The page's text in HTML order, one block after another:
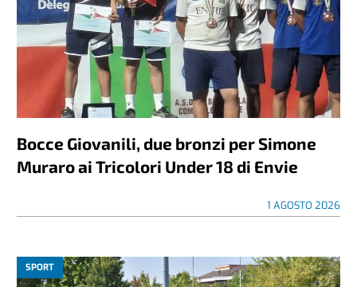
Bocce Giovanili, due bronzi per Simone
Muraro ai Tricolori Under 18 di Envie
1 AGOSTO 2026
SPORT